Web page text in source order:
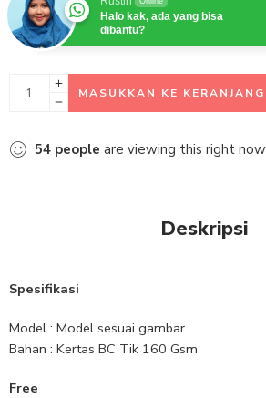
Halo kak, ada yang bisa
dibantu?
MASUKKAN KE KERANJANG
54 people are viewing this right now
Deskripsi
Spesifikasi
Model : Model sesuai gambar
Bahan : Kertas BC Tik 160 Gsm
Free